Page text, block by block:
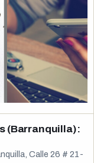
(Barranquilla):
Calle 26 # 21-